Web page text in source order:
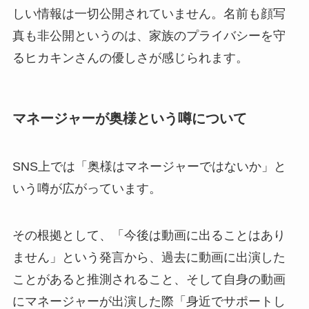
しい情報は一切公開されていません。名前も顔写
真も非公開というのは、家族のプライバシーを守
るヒカキンさんの優しさが感じられます。
マネージャーが奥様という噂について
SNS上では「奥様はマネージャーではないか」と
いう噂が広がっています。
その根拠として、「今後は動画に出ることはあり
ません」という発言から、過去に動画に出演した
ことがあると推測されること、そして自身の動画
にマネージャーが出演した際「身近でサポートし